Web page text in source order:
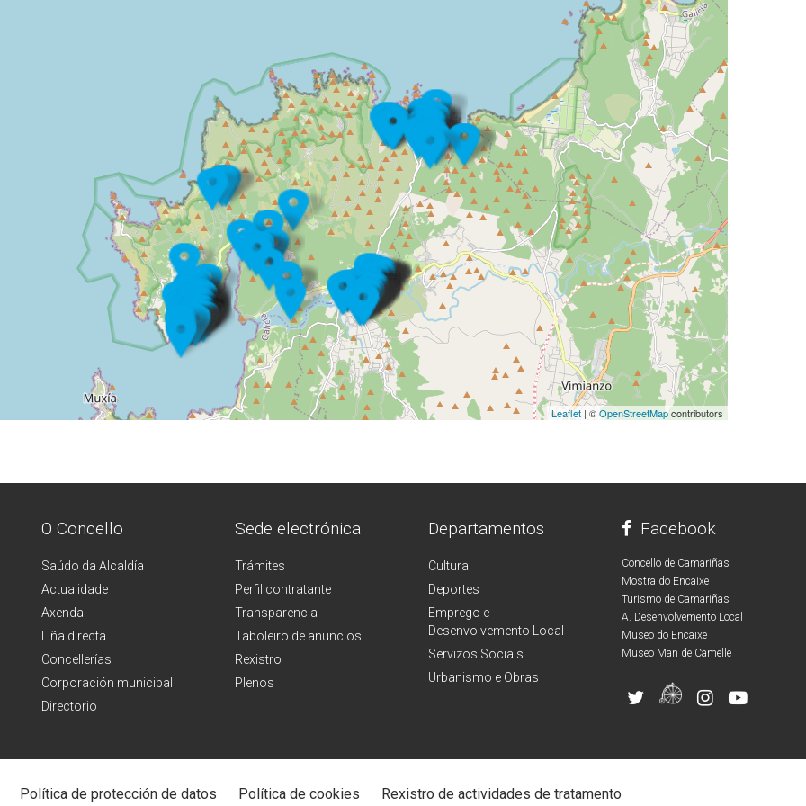
Leaflet | ©OpenStreetMapcontributors
O Concello
Saúdo da Alcaldía
Actualidade
Axenda
Liña directa
Concellerías
Corporación municipal
Directorio
Sede electrónica
Trámites
Perfil contratante
Transparencia
Taboleiro de anuncios
Rexistro
Plenos
Departamentos
Cultura
Deportes
Emprego e
Desenvolvemento Local
Servizos Sociais
Urbanismo e Obras
Facebook
Concello de Camariñas
Mostra do Encaixe
Turismo de Camariñas
A. Desenvolvemento Local
Museo do Encaixe
Museo Man de Camelle
Política de protección de datos Política de cookies Rexistro de actividades de tratamento